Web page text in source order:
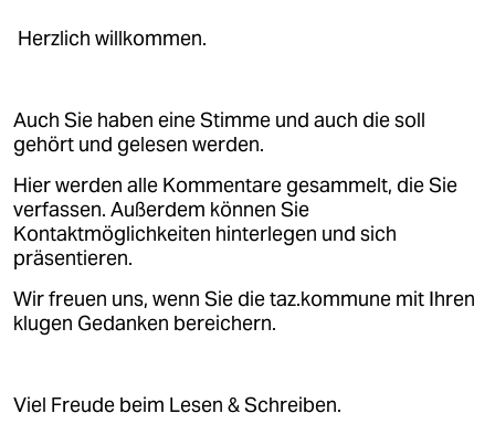
Herzlich willkommen.
Auch Sie haben eine Stimme und auch die soll
gehört und gelesen werden.
Hier werden alle Kommentare gesammelt, die Sie
verfassen. Außerdem können Sie
Kontaktmöglichkeiten hinterlegen und sich
präsentieren.
Wir freuen uns, wenn Sie die taz.kommune mit Ihren
klugen Gedanken bereichern.
Viel Freude beim Lesen & Schreiben.